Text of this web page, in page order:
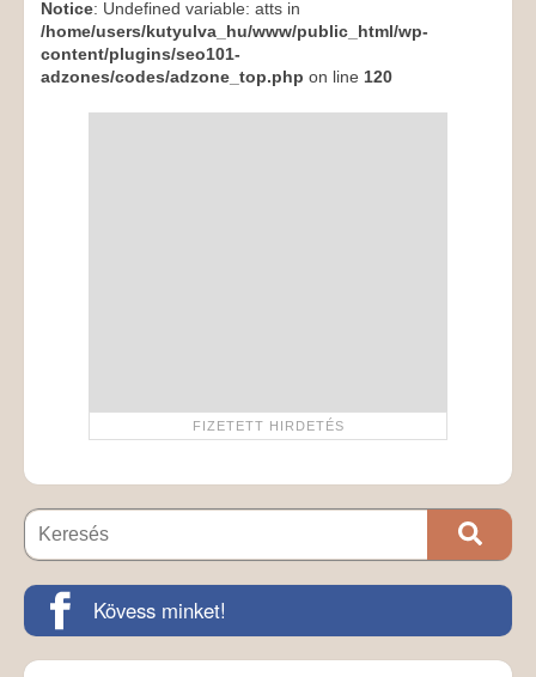
Notice: Undefined variable: atts in
/home/users/kutyulva_hu/www/public_html/wp-
content/plugins/seo101-
adzones/codes/adzone_top.php on line 120
Kövess minket!